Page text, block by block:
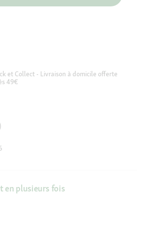
et Collect - Livraison à domicile offerte
49€
en plusieurs fois